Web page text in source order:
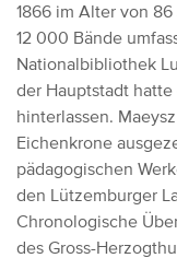
1866 im Alter von
12 000 Bände
Nationalbibliothek
der Hauptstadt
hinterlassen.
Eichenkrone
pädagogischen
den Lützemburger
Chronologische
des Gross-